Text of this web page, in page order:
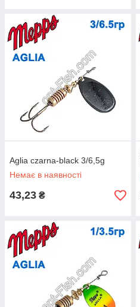
Aglia czarna-black 3/6,5g
Немає в наявності
43,23 ₴